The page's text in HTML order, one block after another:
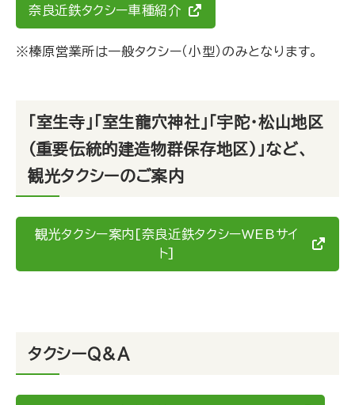
奈良近鉄タクシー車種紹介
※榛原営業所は一般タクシー（小型）のみとなります。
「室生寺」「室生龍穴神社」「宇陀・松山地区
（重要伝統的建造物群保存地区）」など、
観光タクシーのご案内
観光タクシー案内[奈良近鉄タクシーWEBサイ
ト]
タクシーQ＆A